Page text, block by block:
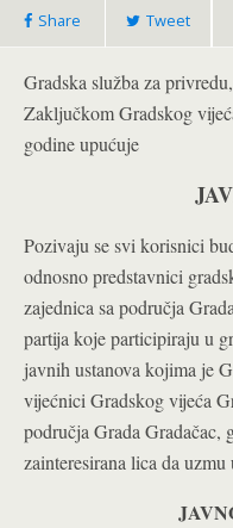
Share Tweet
Gradska služba za
Zaključkom Gradskog
godine upućuje
Pozivaju se svi korisnici
odnosno predstavnici
zajednica sa područja
partija koje participiraju u
javnih ustanova kojima je
vijećnici Gradskog vijeća
područja Grada Gradačac,
zainteresirana lica da uzmu